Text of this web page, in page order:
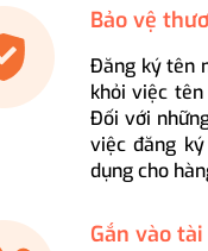
Bảo vệ
Đăng ký tên
khỏi việc
Đối với
việc đăng
dụng cho
Gắn vào